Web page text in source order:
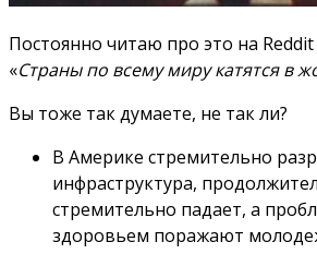
Постоянно читаю про это на
«Страны по всему миру катятся в
Вы тоже так думаете, не так ли?
В Америке стремительно
инфраструктура,
стремительно падает, а
здоровьем поражают